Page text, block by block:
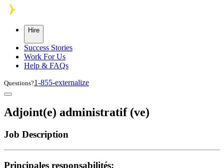
Skip to main content
Hire
Success Stories
Work For Us
Help & FAQs
Questions?1-855-externalize
Adjoint(e) administratif (ve)
Job Description
Principales responsabilités: